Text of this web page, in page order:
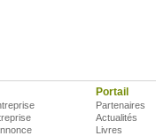
Portail
Partenaires
Actualités
Livres